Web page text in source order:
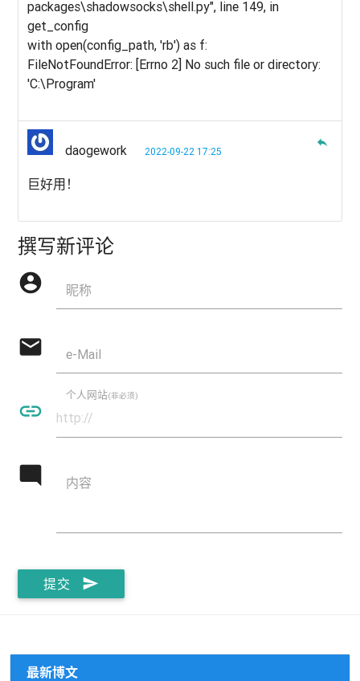
packages\shadowsocks\shell.py", line 149, in
get_config
with open(config_path, 'rb') as f:
FileNotFoundError: [Errno 2] No such file or directory:
'C:\Program'
daogework 2022-09-22 17:25
巨好用！
reply
撰写新评论
account_circle 昵称
mail e-Mail
insert_link
个人网站(非必须)
mode_comment 内容
提交 send
最新博文